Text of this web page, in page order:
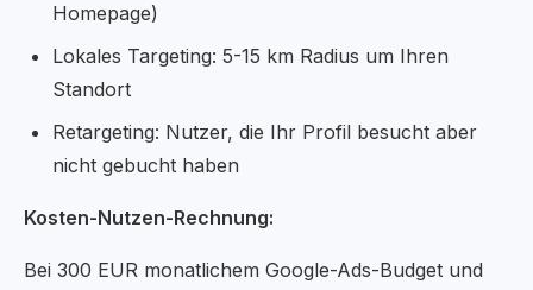
Homepage)
Lokales Targeting: 5-15 km Radius um Ihren
Standort
Retargeting: Nutzer, die Ihr Profil besucht aber
nicht gebucht haben
Kosten-Nutzen-Rechnung:
Bei 300 EUR monatlichem Google-Ads-Budget und